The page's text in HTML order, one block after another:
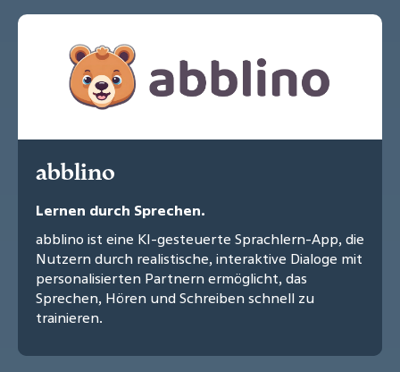
abblino
Lernen durch Sprechen.
abblino ist eine KI-gesteuerte Sprachlern-App, die
Nutzern durch realistische, interaktive Dialoge mit
personalisierten Partnern ermöglicht, das
Sprechen, Hören und Schreiben schnell zu
trainieren.